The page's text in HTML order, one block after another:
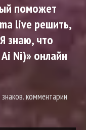
поможет
live решить,
знаю, что
Ni)» онлайн
комментарии